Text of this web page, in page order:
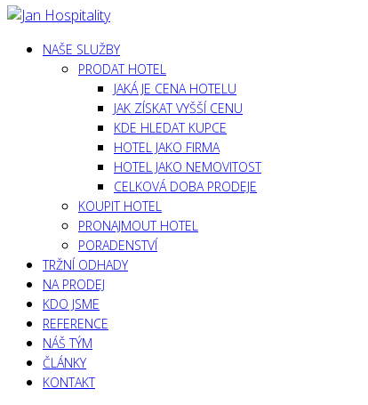
NAŠE SLUŽBY
PRODAT HOTEL
JAKÁ JE CENA HOTELU
JAK ZÍSKAT VYŠŠÍ CENU
KDE HLEDAT KUPCE
HOTEL JAKO FIRMA
HOTEL JAKO NEMOVITOST
CELKOVÁ DOBA PRODEJE
KOUPIT HOTEL
PRONAJMOUT HOTEL
PORADENSTVÍ
TRŽNÍ ODHADY
NA PRODEJ
KDO JSME
REFERENCE
NÁŠ TÝM
ČLÁNKY
KONTAKT